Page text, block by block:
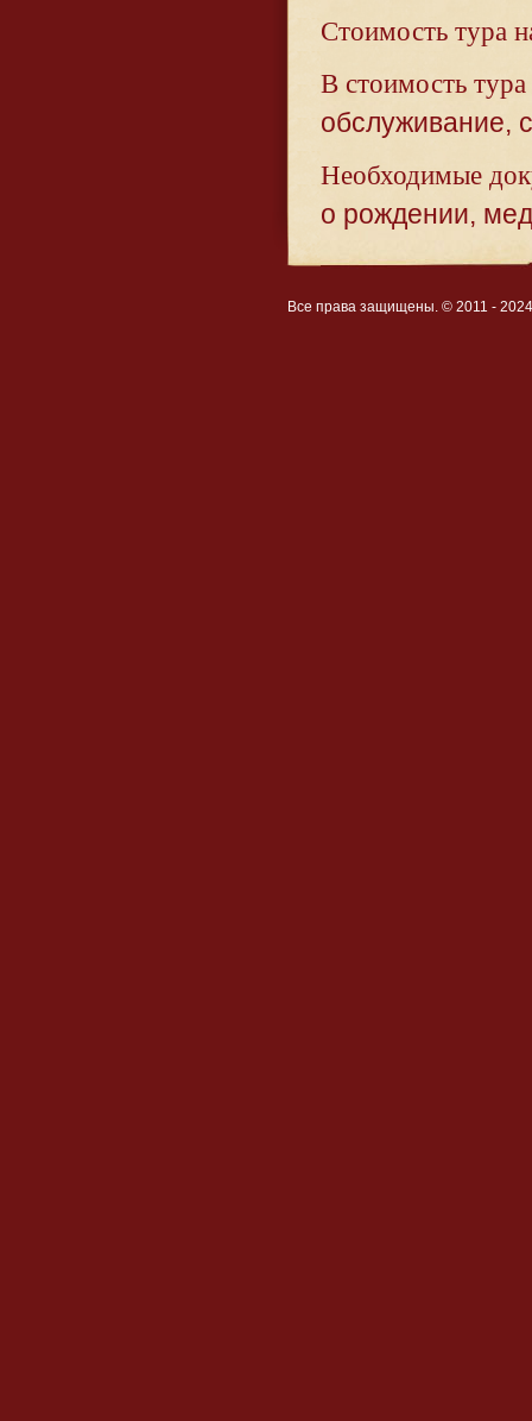
Стоимость тура
В стоимость тура
обслуживание,
Необходимые
о рождении,
Все права защищены. © 2011 - 2024